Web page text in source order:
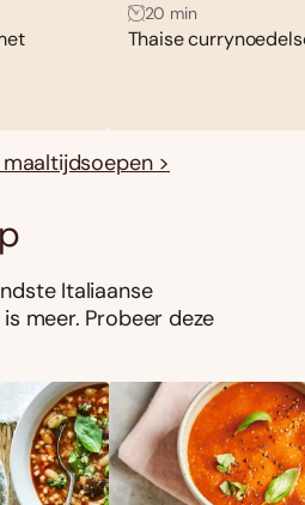
20 min
Thaise
>
Italiaanse
meer. Probeer deze